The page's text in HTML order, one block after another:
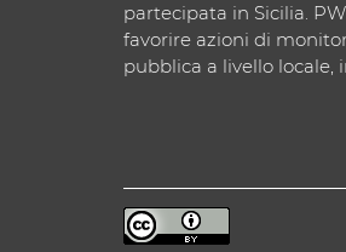
partecipata in Sicilia.
favorire azioni di
pubblica a livello locale,